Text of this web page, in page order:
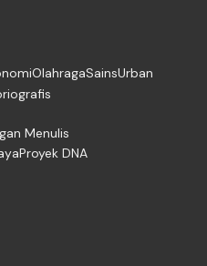
OlahragaSainsUrban
Menulis
Proyek DNA